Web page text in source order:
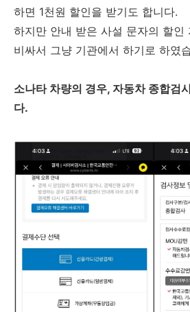
하면 1천원 할인을 받기도 합니다.
하지만 안내 받은 사설 문자의 할인
비싸서 그냥 기관에서 하기로 하였
소나타 차량의 경우, 자동차 종합검
다.